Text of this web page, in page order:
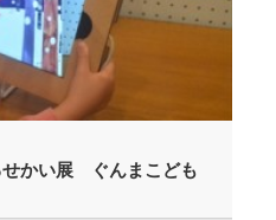
せかい展 ぐんまこども